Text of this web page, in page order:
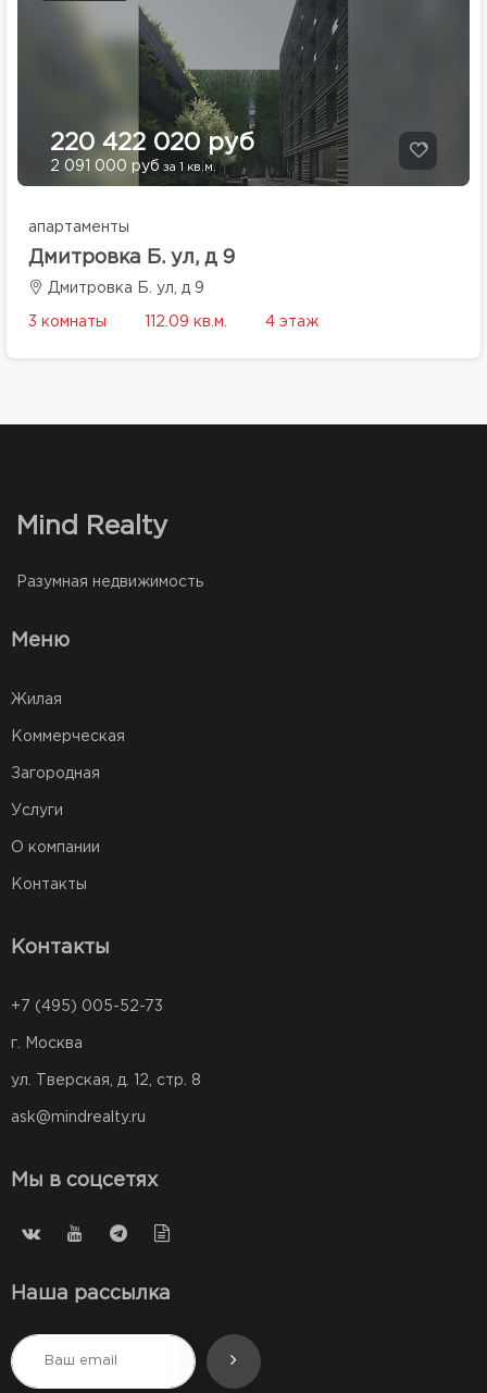
220 422 020 руб
2 091 000 руб за 1 кв.м.
апартаменты
Дмитровка Б. ул, д 9
Дмитровка Б. ул, д 9
3 комнаты 112.09 кв.м. 4 этаж
Mind Realty
Разумная недвижимость
Меню
Жилая
Коммерческая
Загородная
Услуги
О компании
Контакты
Контакты
+7 (495) 005-52-73
г. Москва
ул. Тверская, д. 12, стр. 8
ask@mindrealty.ru
Мы в соцсетях
Наша рассылка